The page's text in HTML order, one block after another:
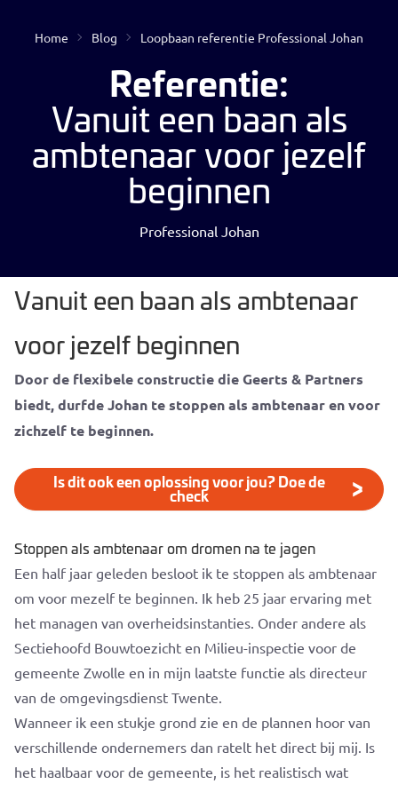
Geen resultaten gevonden
Home Blog Loopbaan referentie Professional Johan
Referentie:
Vanuit een baan als
ambtenaar voor jezelf
beginnen
Professional Johan
Vanuit een baan als ambtenaar
voor jezelf beginnen
Door de flexibele constructie die Geerts & Partners
biedt, durfde Johan te stoppen als ambtenaar en voor
zichzelf te beginnen.
Is dit ook een oplossing voor jou? Doe de
check
Stoppen als ambtenaar om dromen na te jagen
Een half jaar geleden besloot ik te stoppen als ambtenaar
om voor mezelf te beginnen. Ik heb 25 jaar ervaring met
het managen van overheidsinstanties. Onder andere als
Sectiehoofd Bouwtoezicht en Milieu-inspectie voor de
gemeente Zwolle en in mijn laatste functie als directeur
van de omgevingsdienst Twente.
Wanneer ik een stukje grond zie en de plannen hoor van
verschillende ondernemers dan ratelt het direct bij mij. Is
het haalbaar voor de gemeente, is het realistisch wat